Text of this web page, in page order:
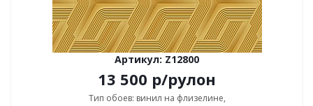
Артикул: Z12800
13 500 р/рулон
Тип обоев: винил на флизелине,